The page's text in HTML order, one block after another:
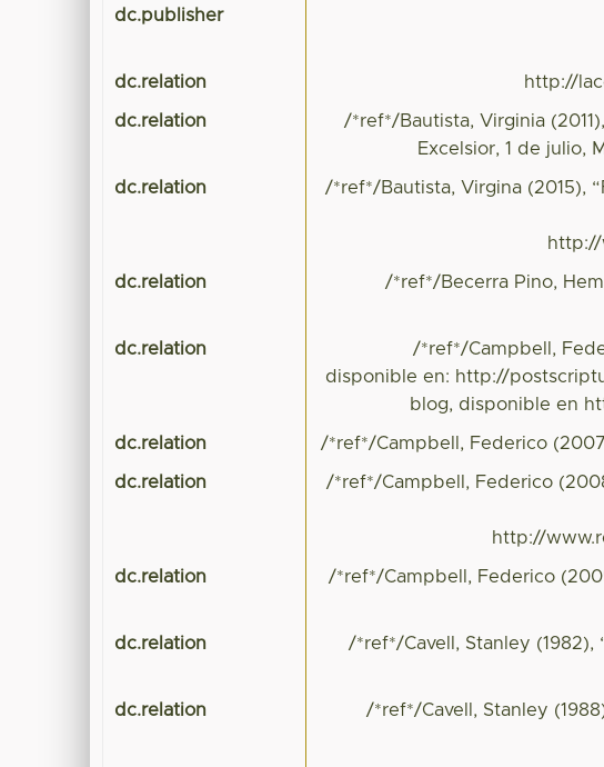
dc.publisher
dc.relation http://
dc.relation
/*ref*/Bautista, Virginia
Excelsior, 1 de julio,
dc.relation
/*ref*/Bautista, Virgina (2015),
http://
dc.relation
/*ref*/Becerra Pino,
dc.relation
/*ref*/Campbell,
disponible en: http://
blog, disponible en
dc.relation /*ref*/Campbell, Federico
dc.relation
/*ref*/Campbell, Federico
http://
dc.relation
/*ref*/Campbell, Federico
dc.relation
/*ref*/Cavell, Stanley (1982),
dc.relation
/*ref*/Cavell, Stanley